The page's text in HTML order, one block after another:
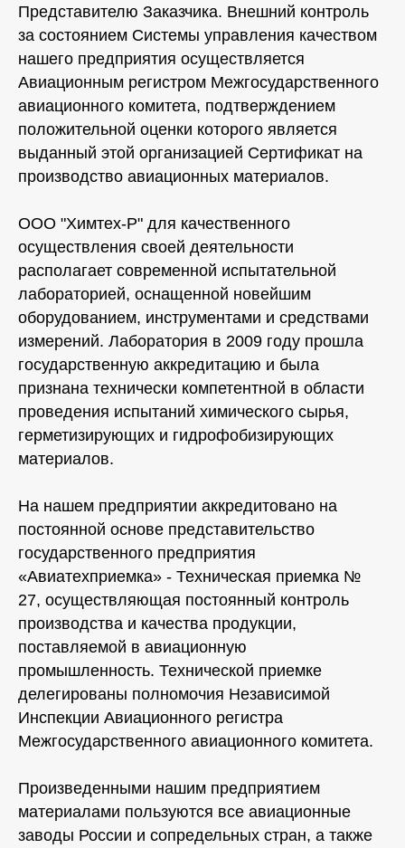
Представителю Заказчика. Внешний контроль
за состоянием Системы управления качеством
нашего предприятия осуществляется
Авиационным регистром Межгосударственного
авиационного комитета, подтверждением
положительной оценки которого является
выданный этой организацией Сертификат на
производство авиационных материалов.
ООО "Химтех-Р" для качественного
осуществления своей деятельности
располагает современной испытательной
лабораторией, оснащенной новейшим
оборудованием, инструментами и средствами
измерений. Лаборатория в 2009 году прошла
государственную аккредитацию и была
признана технически компетентной в области
проведения испытаний химического сырья,
герметизирующих и гидрофобизирующих
материалов.
На нашем предприятии аккредитовано на
постоянной основе представительство
государственного предприятия
«Авиатехприемка» - Техническая приемка №
27, осуществляющая постоянный контроль
производства и качества продукции,
поставляемой в авиационную
промышленность. Технической приемке
делегированы полномочия Независимой
Инспекции Авиационного регистра
Межгосударственного авиационного комитета.
Произведенными нашим предприятием
материалами пользуются все авиационные
заводы России и сопредельных стран, а также